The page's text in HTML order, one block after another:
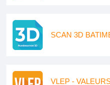
SCAN 3D
VLEP -